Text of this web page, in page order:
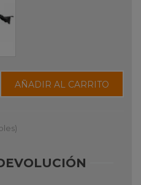
AÑADIR AL CARRITO